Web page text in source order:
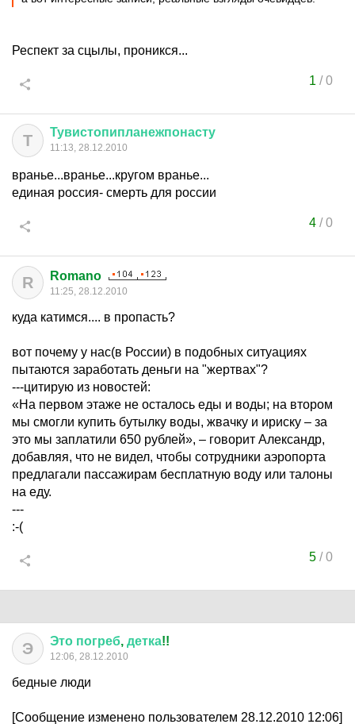
Респект за сцылы, проникся...
1 /0
Т Тувистопипланежпонасту
11:13, 28.12.2010
вранье...вранье...кругом вранье...
единая россия- смерть для россии
4/0
R Romano
11:25, 28.12.2010
куда катимся.... в пропасть?
вот почему у нас(в России) в подобных ситуациях
пытаются заработать деньги на "жертвах"?
---цитирую из новостей:
«На первом этаже не осталось еды и воды; на втором
мы смогли купить бутылку воды, жвачку и ириску – за
это мы заплатили 650 рублей», – говорит Александр,
добавляя, что не видел, чтобы сотрудники аэропорта
предлагали пассажирам бесплатную воду или талоны
на еду.
---
:-(
5/0
Э Это погреб, детка!!
12:06, 28.12.2010
бедные люди
[Сообщение изменено пользователем 28.12.2010 12:06]